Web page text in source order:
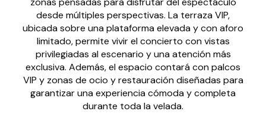
desde múltiples perspectivas. La terraza VIP,
ubicada sobre una plataforma elevada y con aforo
limitado, permite vivir el concierto con vistas
privilegiadas al escenario y una atención más
exclusiva. Además, el espacio contará con palcos
VIP y zonas de ocio y restauración diseñadas para
garantizar una experiencia cómoda y completa
durante toda la velada.